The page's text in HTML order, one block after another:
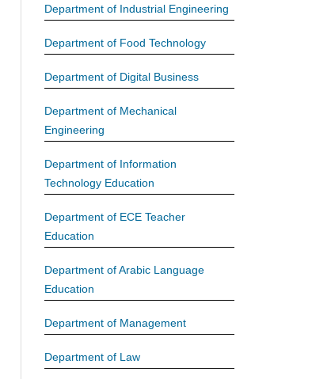
Department of Industrial Engineering
Department of Food Technology
Department of Digital Business
Department of Mechanical
Engineering
Department of Information
Technology Education
Department of ECE Teacher
Education
Department of Arabic Language
Education
Department of Management
Department of Law